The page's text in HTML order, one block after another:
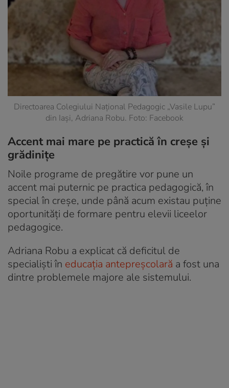
Directoarea Colegiului Național Pedagogic „Vasile Lupu”
din Iași, Adriana Robu. Foto: Facebook
Accent mai mare pe practică în creșe și
grădinițe
Noile programe de pregătire vor pune un
accent mai puternic pe practica pedagogică, în
special în creșe, unde până acum existau puține
oportunități de formare pentru elevii liceelor
pedagogice.
Adriana Robu a explicat că deficitul de
specialiști în educația antepreșcolară a fost una
dintre problemele majore ale sistemului.